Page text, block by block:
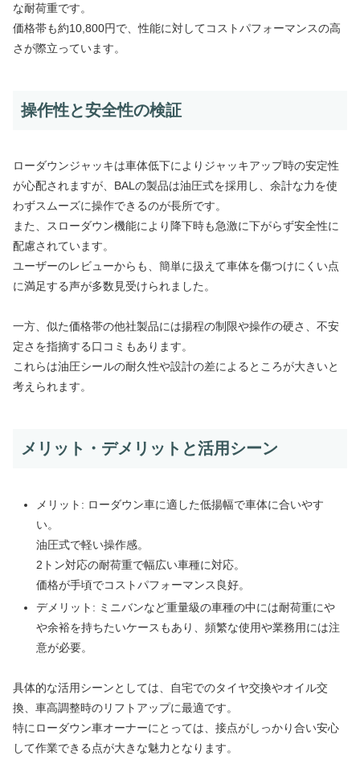
な耐荷重です。
価格帯も約10,800円で、性能に対してコストパフォーマンスの高
さが際立っています。
操作性と安全性の検証
ローダウンジャッキは車体低下によりジャッキアップ時の安定性
が心配されますが、BALの製品は油圧式を採用し、余計な力を使
わずスムーズに操作できるのが長所です。
また、スローダウン機能により降下時も急激に下がらず安全性に
配慮されています。
ユーザーのレビューからも、簡単に扱えて車体を傷つけにくい点
に満足する声が多数見受けられました。
一方、似た価格帯の他社製品には揚程の制限や操作の硬さ、不安
定さを指摘する口コミもあります。
これらは油圧シールの耐久性や設計の差によるところが大きいと
考えられます。
メリット・デメリットと活用シーン
メリット: ローダウン車に適した低揚幅で車体に合いやす
い。
油圧式で軽い操作感。
2トン対応の耐荷重で幅広い車種に対応。
価格が手頃でコストパフォーマンス良好。
デメリット: ミニバンなど重量級の車種の中には耐荷重にや
や余裕を持ちたいケースもあり、頻繁な使用や業務用には注
意が必要。
具体的な活用シーンとしては、自宅でのタイヤ交換やオイル交
換、車高調整時のリフトアップに最適です。
特にローダウン車オーナーにとっては、接点がしっかり合い安心
して作業できる点が大きな魅力となります。